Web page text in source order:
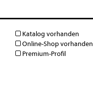
Katalog vorhanden
Online-Shop vorhanden
Premium-Profil